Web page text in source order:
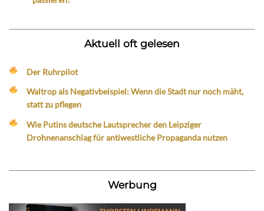
Aktuell oft gelesen
Der Ruhrpilot
Waltrop als Negativbeispiel: Wenn die Stadt nur noch mäht,
statt zu pflegen
Wie Putins deutsche Lautsprecher den Leipziger
Drohnenanschlag für antiwestliche Propaganda nutzen
Werbung